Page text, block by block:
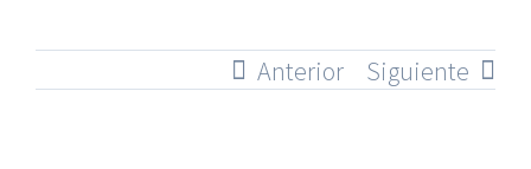
Anterior Siguiente